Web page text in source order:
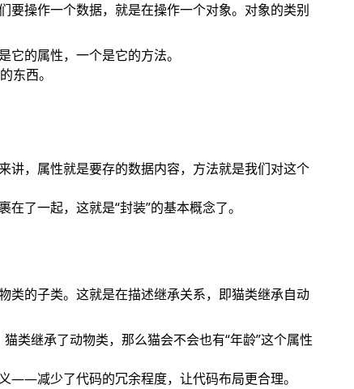
操作一个数据，就是在操作一个对象。对象的类别
的属性，一个是它的方法。
东西。
讲，属性就是要存的数据内容，方法就是我们对这个
了一起，这就是“封装”的基本概念了。
类的子类。这就是在描述继承关系，即猫类继承自动
类继承了动物类，那么猫会不会也有“年龄”这个属性
——减少了代码的冗余程度，让代码布局更合理。